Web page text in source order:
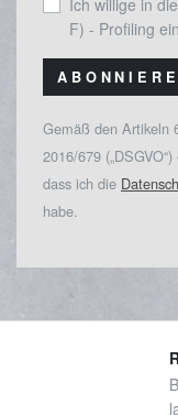
F) - Profiling ein
Gemäß den Artikeln
2016/679
dass ich die
habe.